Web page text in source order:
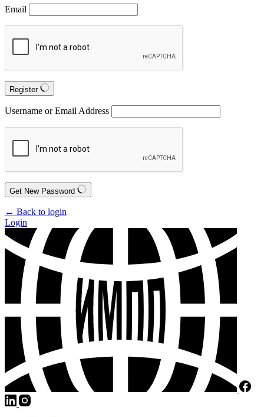
Email
Register
Username or Email Address
Get New Password
← Back to login
Login